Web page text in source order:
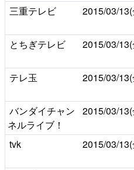
三重テレビ
2015/03/
とちぎテレビ
2015/03/
テレ玉
2015/03/
バンダイチャン
ネルライブ！
2015/03/
tvk
2015/03/